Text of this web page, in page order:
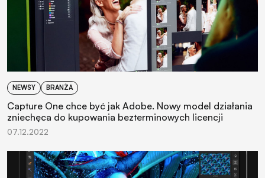
NEWSY BRANŻA
Capture One chce być jak Adobe. Nowy model działania
zniechęca do kupowania bezterminowych licencji
07.12.2022